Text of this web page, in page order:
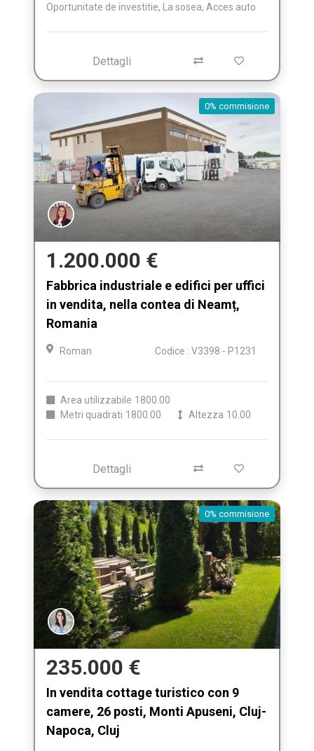
Oportunitate de investitie, La sosea, Acces auto
Dettagli
0% commisione
1.200.000 €
Fabbrica industriale e edifici per uffici
in vendita, nella contea di Neamț,
Romania
Roman Codice : V3398 - P1231
Area utilizzabile 1800.00
Metri quadrati 1800.00 Altezza 10.00
Dettagli
0% commisione
235.000 €
In vendita cottage turistico con 9
camere, 26 posti, Monti Apuseni, Cluj-
Napoca, Cluj